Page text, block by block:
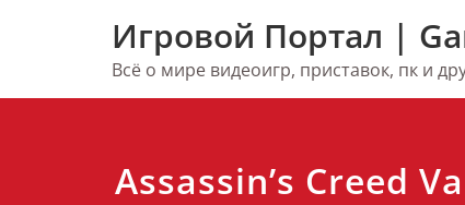
Игровой Портал |
Всё о мире видеоигр, приставок, пк и
Assassin’s Creed